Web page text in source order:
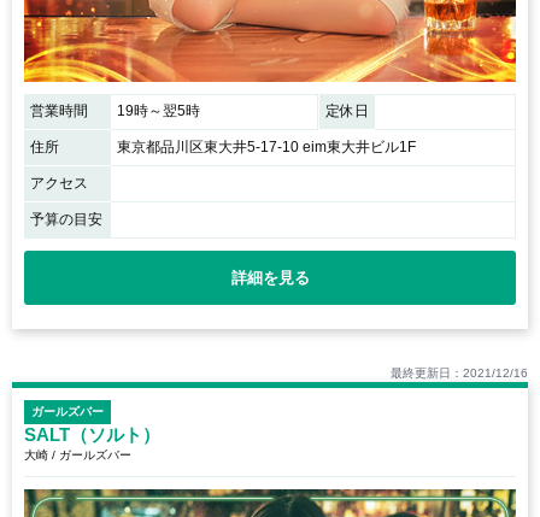
営業時間 19時～翌5時 定休日
住所 東京都品川区東大井5-17-10 eim東大井ビル1F
アクセス
予算の目安
詳細を見る
最終更新日：2021/12/16
ガールズバー
SALT（ソルト）
大崎 / ガールズバー